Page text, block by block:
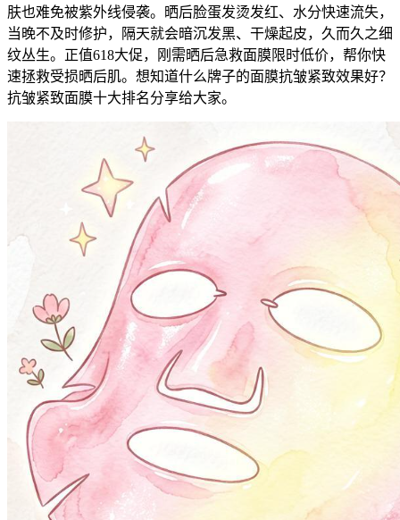
肤也难免被紫外线侵袭。晒后脸蛋发烫发红、水分快速流失，
当晚不及时修护，隔天就会暗沉发黑、干燥起皮，久而久之细
纹丛生。正值618大促，刚需晒后急救面膜限时低价，帮你快
速拯救受损晒后肌。想知道什么牌子的面膜抗皱紧致效果好？
抗皱紧致面膜十大排名分享给大家。